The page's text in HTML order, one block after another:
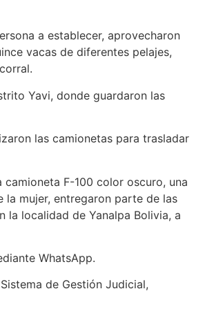
a establecer, aprovecharon
vacas de diferentes pelajes,
Yavi, donde guardaron las
las camionetas para trasladar
F-100 color oscuro, una
mujer, entregaron parte de las
la localidad de Yanalpa Bolivia, a
WhatsApp.
de Gestión Judicial,